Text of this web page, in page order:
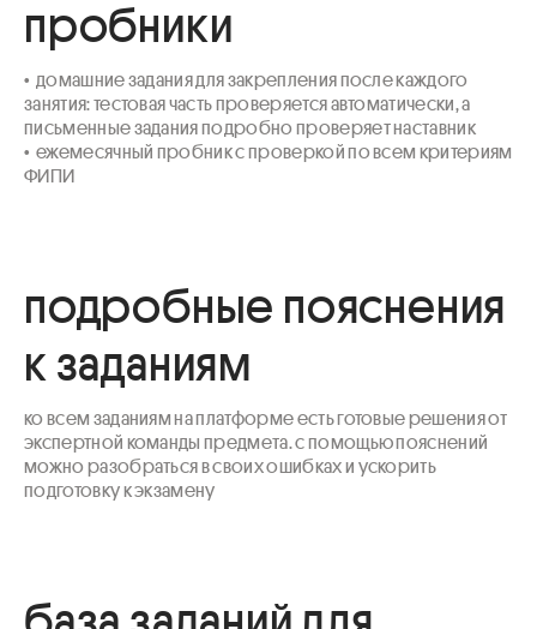
пробники
•  домашние задания для закрепления после каждого
занятия: тестовая часть проверяется автоматически, а
письменные задания подробно проверяет наставник
•  ежемесячный пробник с проверкой по всем критериям
ФИПИ
подробные пояснения
к заданиям
ко всем заданиям на платформе есть готовые решения от
экспертной команды предмета. с помощью пояснений
можно разобраться в своих ошибках и ускорить
подготовку к экзамену